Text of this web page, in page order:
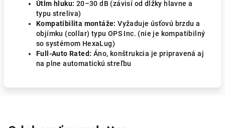
Útlm hluku: 20–30 dB (závisí od dĺžky hlavne a
typu streliva)
Kompatibilita montáže: Vyžaduje úsťovú brzdu a
objímku (collar) typu OPS Inc. (nie je kompatibilný
so systémom HexaLug)
Full-Auto Rated: Áno, konštrukcia je pripravená aj
na plne automatickú streľbu